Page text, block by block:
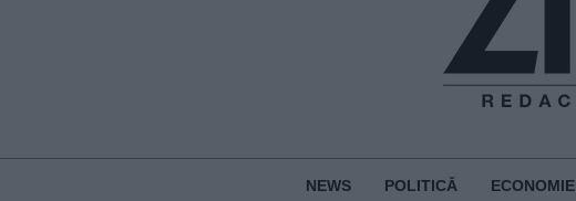
NEWS POLITICĂ ECONOMIE